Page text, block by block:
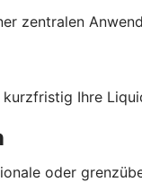
zentralen
Ihre
oder